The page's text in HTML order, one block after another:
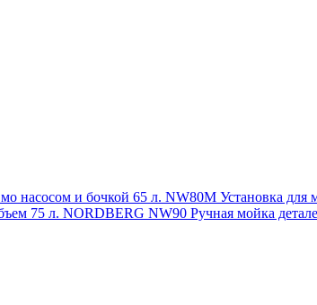
насосом и бочкой 65 л. NW80M Установка для
75 л. NORDBERG NW90 Ручная мойка